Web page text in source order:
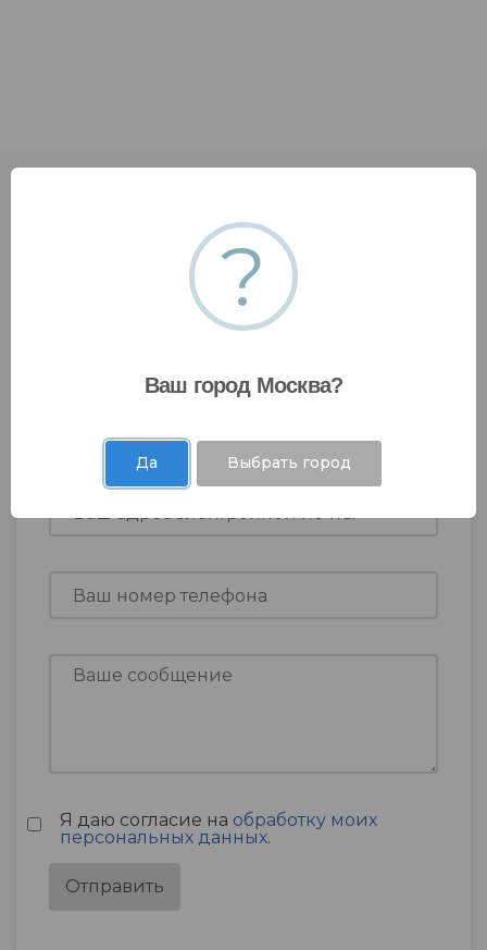
Я даю согласие на обработку моих
персональных данных.
?
Ваш город Москва?
Да Выбрать город